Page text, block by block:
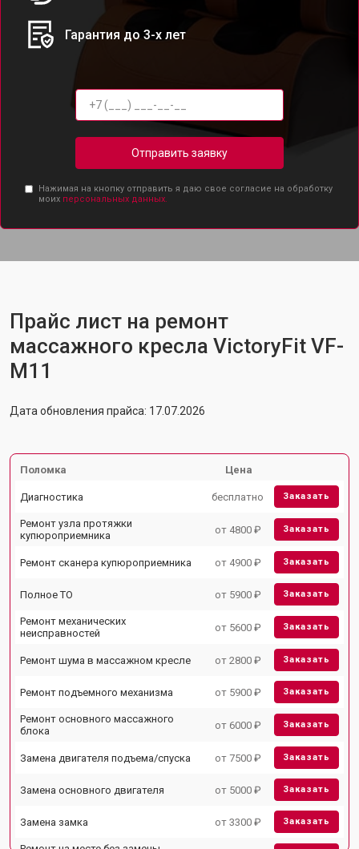
Гарантия до 3-х лет
Отправить заявку
Нажимая на кнопку отправить я даю свое согласие на обработку
моих персональных данных.
Прайс лист на ремонт
массажного кресла VictoryFit VF-
M11
Дата обновления прайса: 17.07.2026
Поломка Цена
Диагностика бесплатно Заказать
Ремонт узла протяжки
купюроприемника
от 4800 ₽ Заказать
Ремонт сканера купюроприемника от 4900 ₽ Заказать
Полное ТО от 5900 ₽ Заказать
Ремонт механических
неисправностей
от 5600 ₽ Заказать
Ремонт шума в массажном кресле от 2800 ₽ Заказать
Ремонт подъемного механизма от 5900 ₽ Заказать
Ремонт основного массажного
блока
от 6000 ₽ Заказать
Замена двигателя подъема/спуска от 7500 ₽ Заказать
Замена основного двигателя от 5000 ₽ Заказать
Замена замка от 3300 ₽ Заказать